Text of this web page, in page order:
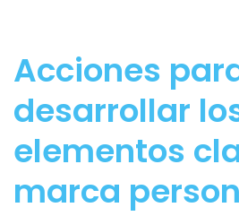
Acciones
desarrollar
elementos
marca